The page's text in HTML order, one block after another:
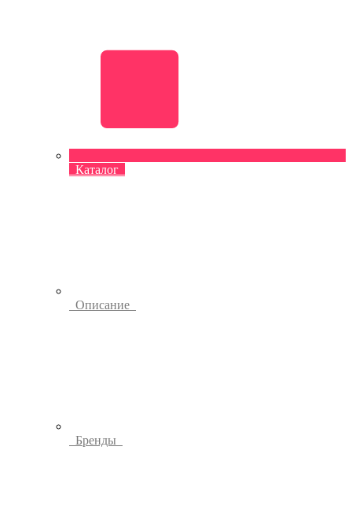
Каталог
Описание
Бренды